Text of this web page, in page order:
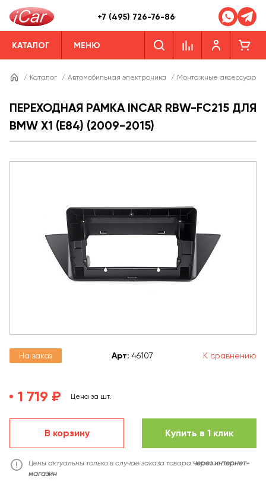
+7 (495) 726-76-86
КАТАЛОГ МЕНЮ
/ Каталог / Автомобильная электроника / Монтажные аксессуары
ПЕРЕХОДНАЯ РАМКА INCAR RBW-FC215 ДЛЯ
BMW X1 (E84) (2009-2015)
На заказ Арт: 46107 К сравнению
1 719 ₽ Цена за шт.
В корзину Купить в 1 клик
Цены актуальны только в случае заказа товара через интернет-
магазин